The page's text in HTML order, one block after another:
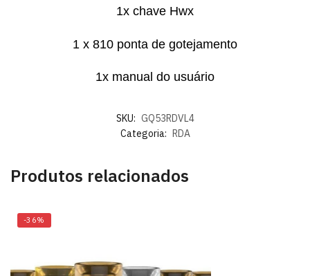
1x chave Hwx
1 x 810 ponta de gotejamento
1x manual do usuário
SKU: GQ53RDVL4
Categoria: RDA
Produtos relacionados
-36%